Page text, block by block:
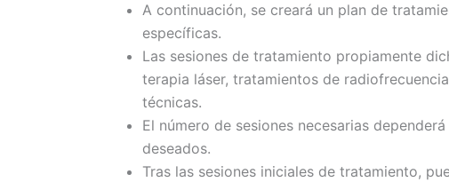
A continuación, se creará un plan de
específicas.
Las sesiones de tratamiento propiamente
terapia láser, tratamientos de
técnicas.
El número de sesiones necesarias
deseados.
Tras las sesiones iniciales de tratamiento,